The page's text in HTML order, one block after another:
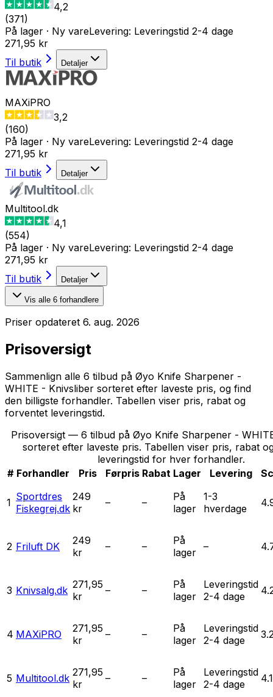
4,2
(371)
På lager · Ny vareLevering: Leveringstid 2-4 dage
271,95 kr
Til butik
Detaljer
MAXiPRO
3,2
(160)
På lager · Ny vareLevering: Leveringstid 2-4 dage
271,95 kr
Til butik
Detaljer
Multitool.dk
4,1
(554)
På lager · Ny vareLevering: Leveringstid 2-4 dage
271,95 kr
Til butik
Detaljer
Vis alle 6 forhandlere
Priser opdateret 6. aug. 2026
Prisoversigt
Sammenlign alle 6 tilbud på Øyo Knife Sharpener -
WHITE - Knivsliber sorteret efter laveste pris, og find
den billigste forhandler. Tabellen viser pris, rabat og
forventet leveringstid.
Prisoversigt — 6 tilbud på Øyo Knife Sharpener -
sorteret efter laveste pris. Tabellen viser pris, rabat
leveringstid for hver forhandler.
# Forhandler Pris Førpris Rabat Lager Levering
1 Sportdres
Fiskegrej.dk
249
kr
– –
På
lager
1-3
hverdage
2 Friluft DK
249
kr
– –
På
lager –
3 Knivsalg.dk 271,95
kr
– –
På
lager
Leveringstid
2-4 dage
4 MAXiPRO
271,95
kr
– –
På
lager
Leveringstid
2-4 dage
5 Multitool.dk 271,95
kr
– –
På
lager
Leveringstid
2-4 dage
4.1